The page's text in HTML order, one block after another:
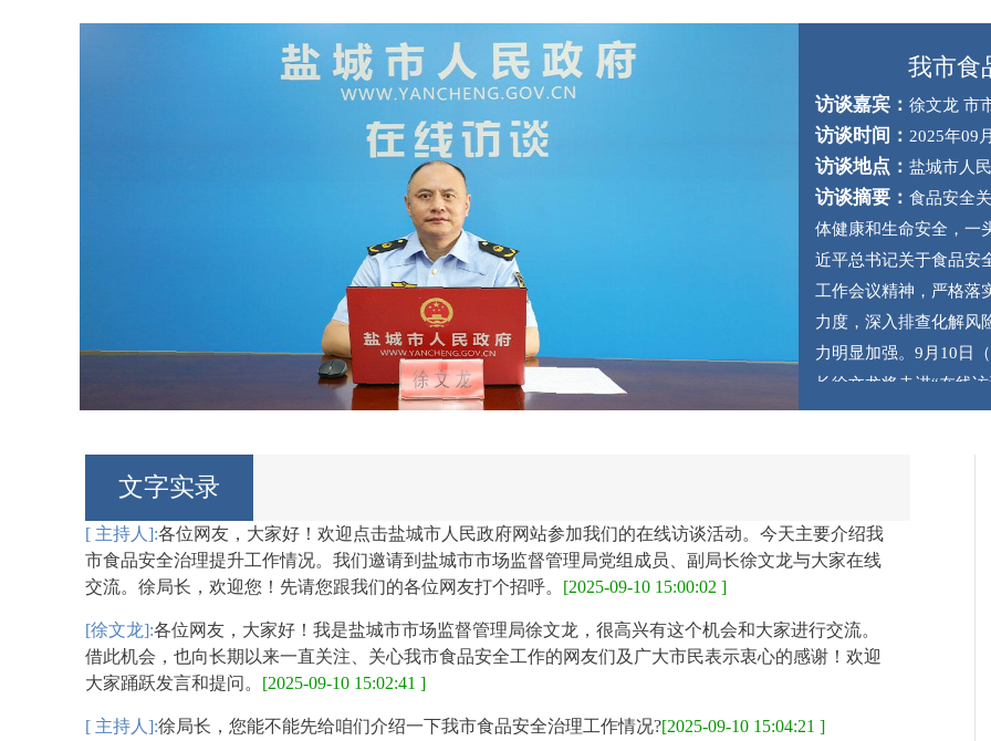
我市食
访谈嘉宾： 徐文龙 市
访谈时间： 2025年09
访谈地点： 盐城市人
访谈摘要： 食品安全
体健康和生命安全，一
近平总书记关于食品安
工作会议精神，严格落
力度，深入排查化解风
力明显加强。9月10日
长徐文龙将走进“在线
情况，并与网友互动交
文字实录
[ 主持人]:各位网友，大家好！欢迎点击盐城市人民政府网站参加我们的在线访谈活动。今天主要介绍我
市食品安全治理提升工作情况。我们邀请到盐城市市场监督管理局党组成员、副局长徐文龙与大家在线
交流。徐局长，欢迎您！先请您跟我们的各位网友打个招呼。 [2025-09-10 15:00:02 ]
[徐文龙]:各位网友，大家好！我是盐城市市场监督管理局徐文龙，很高兴有这个机会和大家进行交流。
借此机会，也向长期以来一直关注、关心我市食品安全工作的网友们及广大市民表示衷心的感谢！欢迎
大家踊跃发言和提问。 [2025-09-10 15:02:41 ]
[ 主持人]:徐局长，您能不能先给咱们介绍一下我市食品安全治理工作情况?[2025-09-10 15:04:21 ]